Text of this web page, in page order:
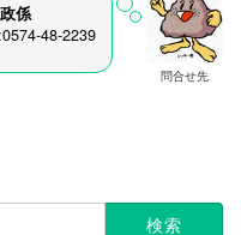
問合せ先
係
48-2239